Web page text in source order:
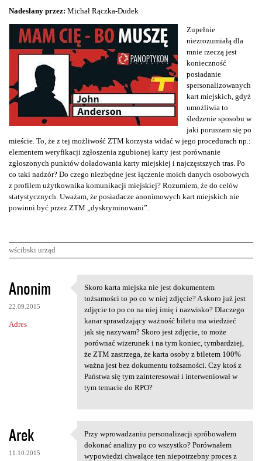
Nadesłany przez: Michał Rączka-Dudek
Zupełnie
niezrozumiałą dla
mnie rzeczą jest
konieczność
posiadanie
spersonalizowanych
kart miejskich, gdyż
umożliwia to
śledzenie sposobu w
jaki poruszam się po
mieście. To, że z tej możliwość ZTM korzysta widać w jego procedurach np.:
elementem weryfikacji zgłoszenia zgubionej karty jest porównanie
zgłoszonych punktów doładowania karty miejskiej i najczęstszych tras. Po
co taki nadzór? Do czego niezbędne jest łączenie moich danych osobowych
z profilem użytkownika komunikacji miejskiej? Rozumiem, że do celów
statystycznych. Uważam, że posiadacze anonimowych kart miejskich nie
powinni być przez ZTM „dyskryminowani”.
wścibski urząd
K
o
m
e
e
Anonim
22.09.2015
Adres
Skoro karta miejska nie jest
Skoro karta miejska nie jest dokumentem
tożsamości to po co w niej zdjęcie? A skoro już jest
zdjęcie to po co na niej imię i nazwisko? Dlaczego
kanar sprawdzający ważność biletu ma wiedzieć
jak się nazywam? Skoro jest zdjęcie, to może
porównać wizerunek i na tym koniec, tymbardziej,
że ZTM zastrzega, że karta osoby z biletem 100%
ważna jest bez dokumentu tożsamości. Czy ktoś z
Państwa się tym zainteresował i interweniował w
tym temacie do RPO?
Arek
11.10.2015
Przy wprowadzaniu
Przy wprowadzaniu personalizacji spróbowałem
dokonać analizy po co wszystko? Porównałem
wypowiedzi chwalące ten niepotrzebny proces z